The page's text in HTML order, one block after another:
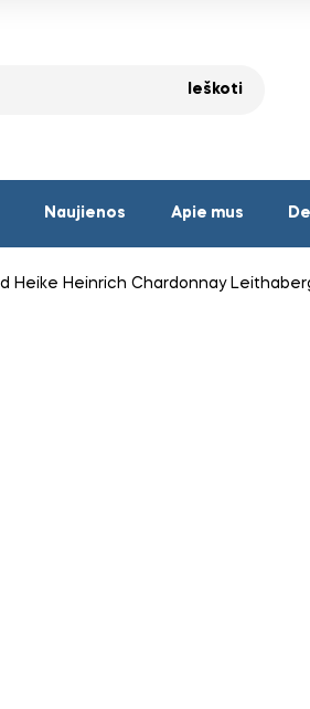
Ieškoti
Naujienos Apie mus
Heike Heinrich Chardonnay